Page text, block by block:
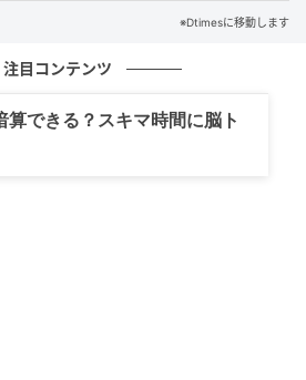
※Dtimesに移動します
注目コンテンツ
算できる？スキマ時間に脳ト